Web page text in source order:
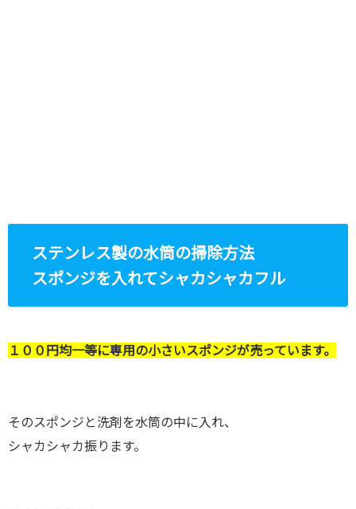
ステンレス製の水筒の掃除方法
スポンジを入れてシャカシャカフル
１００円均一等に専用の小さいスポンジが売っています。
そのスポンジと洗剤を水筒の中に入れ、
シャカシャカ振ります。